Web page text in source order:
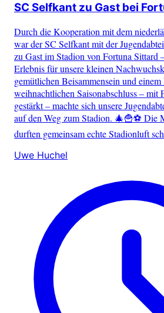
SC Selfkant zu Gast bei
Durch die Kooperation mit dem
war der SC Selfkant mit der
zu Gast im Stadion von Fortuna Sittard
Erlebnis für unsere kleinen
gemütlichen Beisammensein und einem
weihnachtlichen Saisonabschluss – mit
gestärkt – machte sich unsere
auf den Weg zum Stadion. 🎄🍟⚽ Die
durften gemeinsam echte Stadionluft
Uwe Huchel